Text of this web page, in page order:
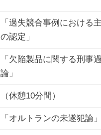
「過失競合事例における
の認定」
「欠陥製品に関する刑事
論」
（休憩10分間）
「オルトランの未遂犯論」